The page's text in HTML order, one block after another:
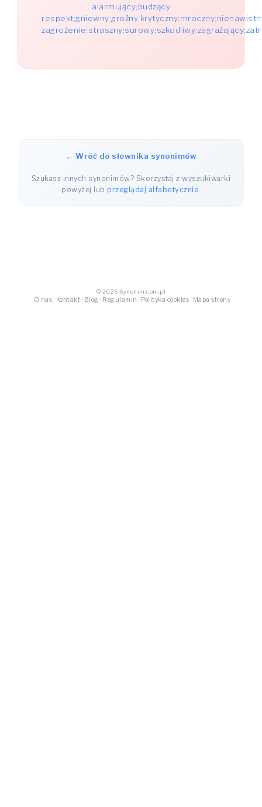
alarmujący;budzący
← Wróć do słownika synonimów
Szukasz innych synonimów? Skorzystaj z wyszukiwarki
powyżej lubprzeglądaj alfabetycznie.
© 2026 Synonim.com.pl
· O nas · Kontakt · Blog · Regulamin · Polityka cookies · Mapa strony